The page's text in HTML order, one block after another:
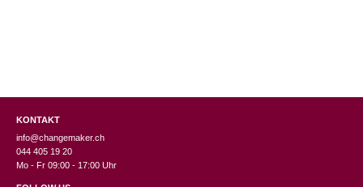
KONTAKT
info@changemaker.ch
044 405 19 20
Mo - Fr 09:00 - 17:00 Uhr